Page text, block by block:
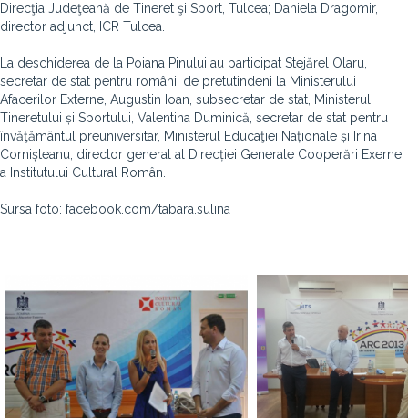
Direcţia Judeţeană de Tineret şi Sport, Tulcea; Daniela Dragomir,
director adjunct, ICR Tulcea.
La deschiderea de la Poiana Pinului au participat Stejărel Olaru,
secretar de stat pentru românii de pretutindeni la Ministerului
Afacerilor Externe, Augustin Ioan, subsecretar de stat, Ministerul
Tineretului și Sportului, Valentina Duminică, secretar de stat pentru
învăţământul preuniversitar, Ministerul Educaţiei Naționale și Irina
Cornișteanu, director general al Direcției Generale Cooperări Exerne
a Institutului Cultural Român.
Sursa foto: facebook.com/tabara.sulina